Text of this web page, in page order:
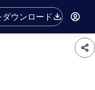
ウンロード